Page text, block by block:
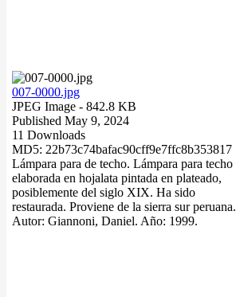
007-0000.jpg
JPEG Image - 842.8 KB
Published May 9, 2024
11 Downloads
MD5: 22b73c74bafac90cff9e7ffc8b353817
Lámpara para de techo. Lámpara para techo
elaborada en hojalata pintada en plateado,
posiblemente del siglo XIX. Ha sido
restaurada. Proviene de la sierra sur peruana.
Autor: Giannoni, Daniel. Año: 1999.